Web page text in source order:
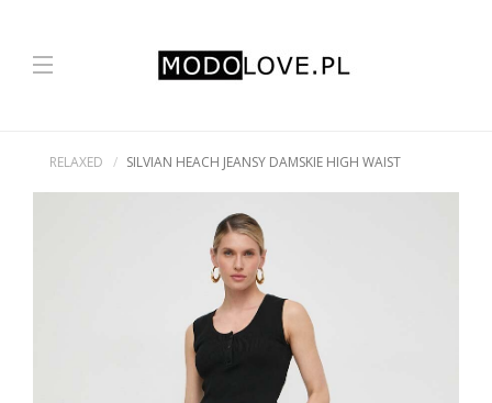
RELAXED SILVIAN HEACH JEANSY DAMSKIE HIGH WAIST